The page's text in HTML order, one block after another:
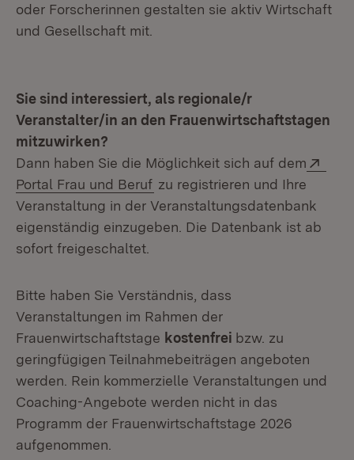
oder Forscherinnen gestalten sie aktiv Wirtschaft
und Gesellschaft mit.
Sie sind interessiert, als regionale/r
Veranstalter/in an den Frauenwirtschaftstagen
mitzuwirken?
Dann haben Sie die Möglichkeit sich auf dem
Portal Frau und Beruf (Öffnet in neuem Fenster)
zu registrieren und Ihre
Veranstaltung in der Veranstaltungsdatenbank
eigenständig einzugeben. Die Datenbank ist ab
sofort freigeschaltet.
Bitte haben Sie Verständnis, dass
Veranstaltungen im Rahmen der
Frauenwirtschaftstage kostenfrei bzw. zu
geringfügigen Teilnahmebeiträgen angeboten
werden. Rein kommerzielle Veranstaltungen und
Coaching-Angebote werden nicht in das
Programm der Frauenwirtschaftstage 2026
aufgenommen.